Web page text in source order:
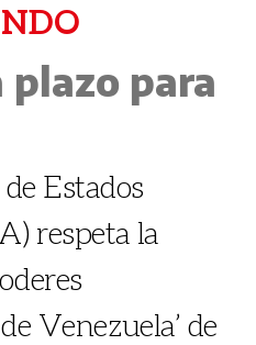
plazo para
Estados
respeta la
Venezuela’ de